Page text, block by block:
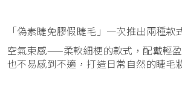
「偽素睫免膠假睫毛」一次推出兩種款
空氣束感——柔軟細梗的款式，配戴輕
也不易感到不適，打造日常自然的睫毛